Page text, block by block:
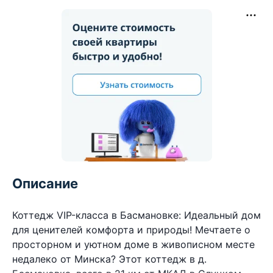
Описание
Коттедж VIP-класса в Басмановке: Идеальный дом
для ценителей комфорта и природы! Мечтаете о
просторном и уютном доме в живописном месте
недалеко от Минска? Этот коттедж в д.